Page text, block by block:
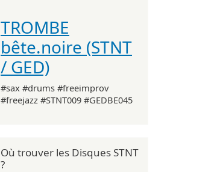
TROMBE
bête.noire (STNT
/ GED)
#sax #drums #freeimprov
#freejazz #STNT009 #GEDBE045
Où trouver les Disques STNT
?